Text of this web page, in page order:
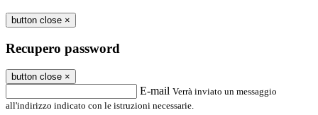
button close ×
Recupero password
button close ×
E-mail Verrà inviato un messaggio
all'indirizzo indicato con le istruzioni necessarie.